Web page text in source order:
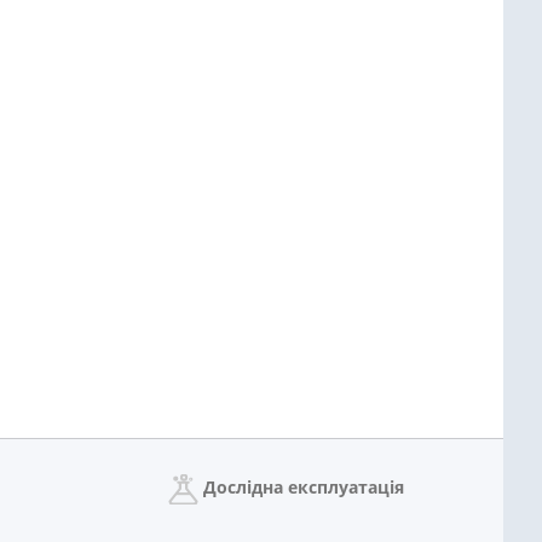
Дослідна експлуатація